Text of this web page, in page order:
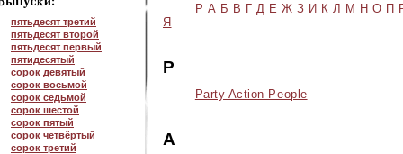
пятьдесят третий
пятьдесят второй
пятьдесят первый
пятидесятый
сорок девятый
сорок восьмой
сорок седьмой
сорок шестой
сорок пятый
сорок четвёртый
сорок третий
P А Б В Г Д Е Ж З И К Л М Н О П
Я
P
Party Action People
А